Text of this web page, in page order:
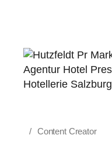
Content Creator